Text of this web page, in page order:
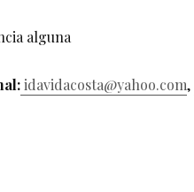
alguna
idavidacosta@yahoo.com,